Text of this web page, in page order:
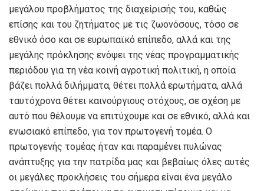
μεγάλου προβλήματος της διαχείρισής του, καθώς
επίσης και του ζητήματος με τις ζωονόσους, τόσο σε
εθνικό όσο και σε ευρωπαϊκό επίπεδο, αλλά και της
μεγάλης πρόκλησης ενόψει της νέας προγραμματικής
περιόδου για τη νέα κοινή αγροτική πολιτική, η οποία
βάζει πολλά διλήμματα, θέτει πολλά ερωτήματα, αλλά
ταυτόχρονα θέτει καινούργιους στόχους, σε σχέση με
αυτό που θέλουμε να επιτύχουμε και σε εθνικό, αλλά και
ενωσιακό επίπεδο, για τον πρωτογενή τομέα. Ο
πρωτογενής τομέας ήταν και παραμένει πυλώνας
ανάπτυξης για την πατρίδα μας και βεβαίως όλες αυτές
οι μεγάλες προκλήσεις του σήμερα είναι ένα μεγάλο